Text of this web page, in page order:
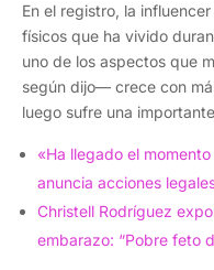
En el registro, la
físicos que ha vivido
uno de los aspectos que
según dijo— crece con
luego sufre una
«Ha llegado el
anuncia acciones
Christell Rodríguez
embarazo: “Pobre feto